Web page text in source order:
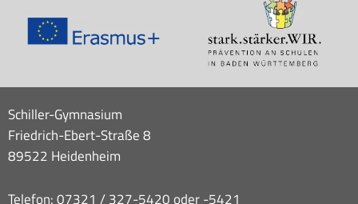
Schiller-Gymnasium
Friedrich-Ebert-Straße 8
89522 Heidenheim
Telefon: 07321 / 327-5420 oder -5421